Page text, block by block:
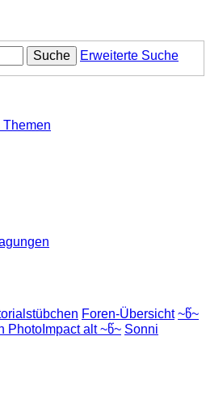
Suche Erweiterte Suche
Themen
Foren-Übersicht ~წ~
PhotoImpact alt ~წ~ Sonni